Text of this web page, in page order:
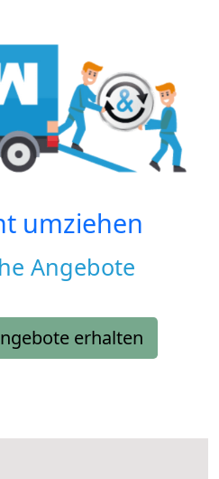
umziehen
Angebote
erhalten